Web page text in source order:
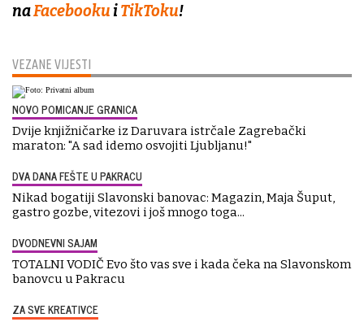
VEZANE VIJESTI
NOVO POMICANJE GRANICA
Dvije knjižničarke iz Daruvara istrčale Zagrebački
maraton: "A sad idemo osvojiti Ljubljanu!"
DVA DANA FEŠTE U PAKRACU
Nikad bogatiji Slavonski banovac: Magazin, Maja Šuput,
gastro gozbe, vitezovi i još mnogo toga...
DVODNEVNI SAJAM
TOTALNI VODIČ Evo što vas sve i kada čeka na Slavonskom
banovcu u Pakracu
ZA SVE KREATIVCE
naFacebooku iTikToku!